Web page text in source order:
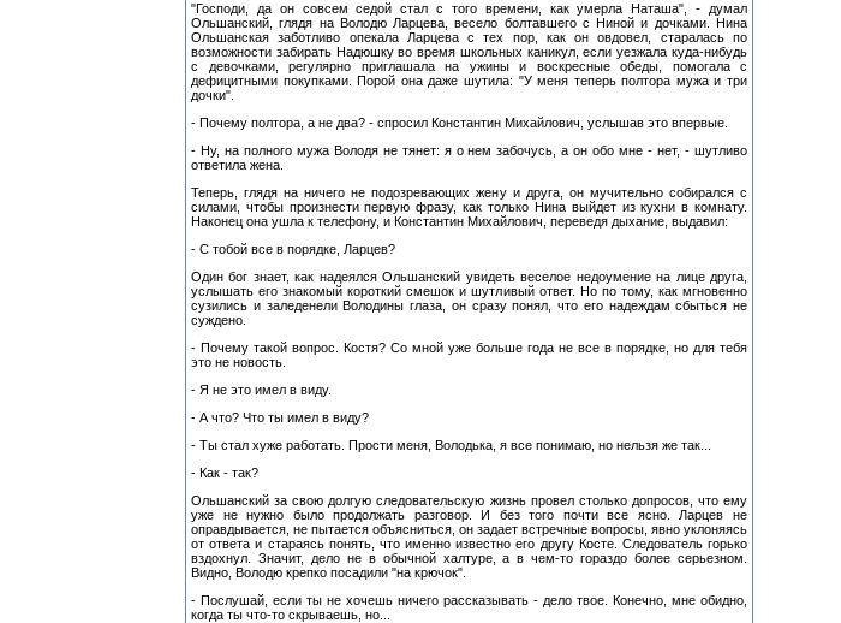
"Господи, да он совсем седой стал с того времени, как умерла Наташа", - думал
Ольшанский, глядя на Володю Ларцева, весело болтавшего с Ниной и дочками. Нина
Ольшанская заботливо опекала Ларцева с тех пор, как он овдовел, старалась по
возможности забирать Надюшку во время школьных каникул, если уезжала куда-нибудь
с девочками, регулярно приглашала на ужины и воскресные обеды, помогала с
дефицитными покупками. Порой она даже шутила: "У меня теперь полтора мужа и три
дочки".
- Почему полтора, а не два? - спросил Константин Михайлович, услышав это впервые.
- Ну, на полного мужа Володя не тянет: я о нем забочусь, а он обо мне - нет, - шутливо
ответила жена.
Теперь, глядя на ничего не подозревающих жену и друга, он мучительно собирался с
силами, чтобы произнести первую фразу, как только Нина выйдет из кухни в комнату.
Наконец она ушла к телефону, и Константин Михайлович, переведя дыхание, выдавил:
- С тобой все в порядке, Ларцев?
Один бог знает, как надеялся Ольшанский увидеть веселое недоумение на лице друга,
услышать его знакомый короткий смешок и шутливый ответ. Но по тому, как мгновенно
сузились и заледенели Володины глаза, он сразу понял, что его надеждам сбыться не
суждено.
- Почему такой вопрос. Костя? Со мной уже больше года не все в порядке, но для тебя
это не новость.
- Я не это имел в виду.
- А что? Что ты имел в виду?
- Ты стал хуже работать. Прости меня, Володька, я все понимаю, но нельзя же так...
- Как - так?
Ольшанский за свою долгую следовательскую жизнь провел столько допросов, что ему
уже не нужно было продолжать разговор. И без того почти все ясно. Ларцев не
оправдывается, не пытается объясниться, он задает встречные вопросы, явно уклоняясь
от ответа и стараясь понять, что именно известно его другу Косте. Следователь горько
вздохнул. Значит, дело не в обычной халтуре, а в чем-то гораздо более серьезном.
Видно, Володю крепко посадили "на крючок".
- Послушай, если ты не хочешь ничего рассказывать - дело твое. Конечно, мне обидно,
когда ты что-то скрываешь, но...